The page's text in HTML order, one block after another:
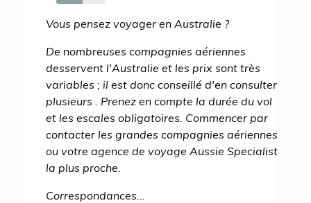
54%
Vous pensez voyager en Australie ?
De nombreuses compagnies aériennes
desservent l'Australie et les prix sont très
variables ; il est donc conseillé d'en consulter
plusieurs . Prenez en compte la durée du vol
et les escales obligatoires. Commencer par
contacter les grandes compagnies aériennes
ou votre agence de voyage Aussie Specialist
la plus proche.
Correspondances...